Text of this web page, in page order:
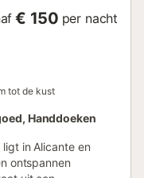
€ 150 per nacht
tot de kust
Handdoeken
in Alicante en
ontspannen